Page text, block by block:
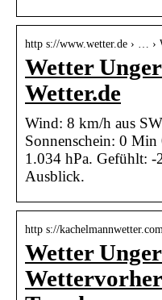
http s://www.wetter.de › … ›
Wetter
Wetter.de
Wind: 8 km/h aus
Sonnenschein: 0
1.034 hPa. Gefühlt: -
Ausblick.
http s://
Wetter